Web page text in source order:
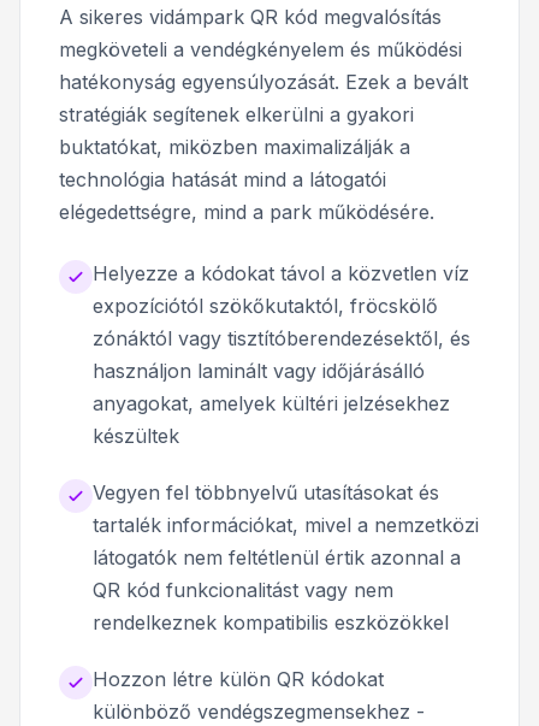
A sikeres vidámpark QR kód megvalósítás
megköveteli a vendégkényelem és működési
hatékonyság egyensúlyozását. Ezek a bevált
stratégiák segítenek elkerülni a gyakori
buktatókat, miközben maximalizálják a
technológia hatását mind a látogatói
elégedettségre, mind a park működésére.
Helyezze a kódokat távol a közvetlen víz
expozíciótól szökőkutaktól, fröcskölő
zónáktól vagy tisztítóberendezésektől, és
használjon laminált vagy időjárásálló
anyagokat, amelyek kültéri jelzésekhez
készültek
Vegyen fel többnyelvű utasításokat és
tartalék információkat, mivel a nemzetközi
látogatók nem feltétlenül értik azonnal a
QR kód funkcionalitást vagy nem
rendelkeznek kompatibilis eszközökkel
Hozzon létre külön QR kódokat
különböző vendégszegmensekhez -